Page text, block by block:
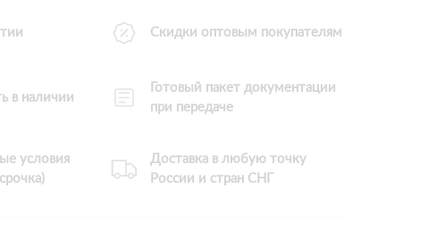
Скидки оптовым покупателям
в наличии
Готовый пакет документации
при передаче
условия
Доставка в любую точку
России и стран СНГ